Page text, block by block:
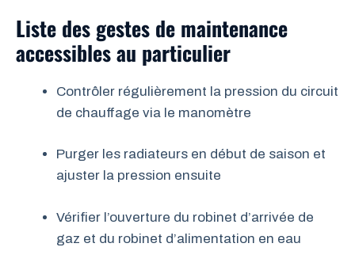
Liste des gestes de maintenance
accessibles au particulier
Contrôler régulièrement la pression du circuit
de chauffage via le manomètre
Purger les radiateurs en début de saison et
ajuster la pression ensuite
Vérifier l’ouverture du robinet d’arrivée de
gaz et du robinet d’alimentation en eau